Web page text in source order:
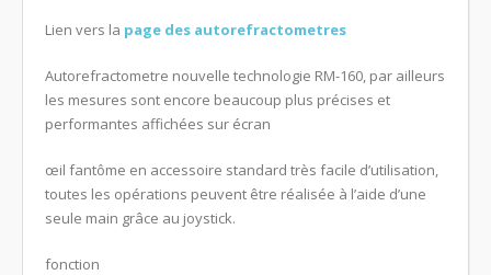
Lien vers la page des autorefractometres
Autorefractometre nouvelle technologie RM-160, par ailleurs
les mesures sont encore beaucoup plus précises et
performantes affichées sur écran
œil fantôme en accessoire standard très facile d’utilisation,
toutes les opérations peuvent être réalisée à l’aide d’une
seule main grâce au joystick.
fonction